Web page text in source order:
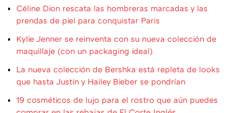
Céline Dion rescata las hombreras marcadas y las
prendas de piel para conquistar Paris
Kylie Jenner se reinventa con su nueva colección de
maquillaje (con un packaging ideal)
La nueva colección de Bershka está repleta de looks
que hasta Justin y Hailey Bieber se pondrían
19 cosméticos de lujo para el rostro que aún puedes